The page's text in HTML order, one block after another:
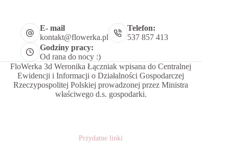
E- mail
kontakt@flowerka.pl
Telefon:
537 857 413
Godziny pracy:
Od rana do nocy :)
FloWerka 3d Weronika Łączniak wpisana do Centralnej
Ewidencji i Informacji o Działalności Gospodarczej
Rzeczypospolitej Polskiej prowadzonej przez Ministra
właściwego d.s. gospodarki.
Przydatne linki